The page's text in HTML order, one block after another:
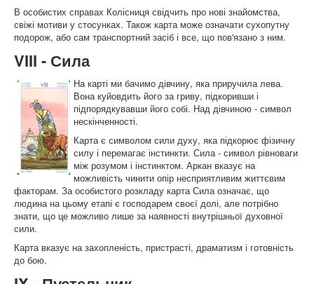
В особистих справах Колісниця свідчить про нові знайомства,
свіжі мотиви у стосунках. Також карта може означати сухопутну
подорож, або сам транспортний засіб і все, що пов'язано з ним.
VIII - Сила
На карті ми бачимо дівчину, яка приручила лева.
Вона куйовдить його за гриву, підкоривши і
підпорядкувавши його собі. Над дівчиною - символ
нескінченності.
Карта є символом сили духу, яка підкорює фізичну
силу і перемагає інстинкти. Сила - символ рівноваги
між розумом і інстинктом. Аркан вказує на
можливість чинити опір несприятливим життєвим
факторам. За особистого розкладу карта Сила означає, що
людина на цьому етапі є господарем своєї долі, але потрібно
знати, що це можливо лише за наявності внутрішньої духовної
сили.
Карта вказує на захопленість, пристрасті, драматизм і готовність
до бою.